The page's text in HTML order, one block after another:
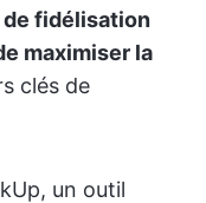
fidélisation
maximiser la
clés de
un outil